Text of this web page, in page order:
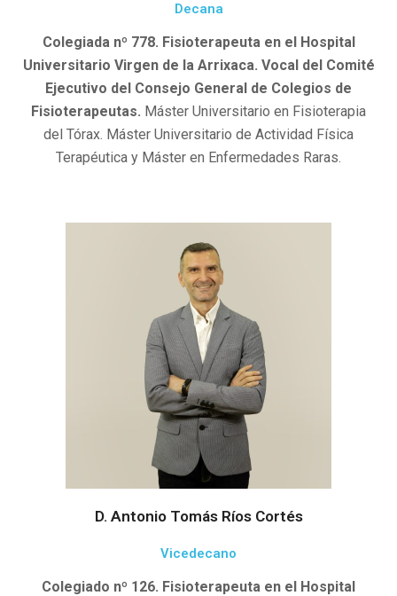
Decana
Colegiada nº 778. Fisioterapeuta en el Hospital
Universitario Virgen de la Arrixaca. Vocal del Comité
Ejecutivo del Consejo General de Colegios de
Fisioterapeutas. Máster Universitario en Fisioterapia
del Tórax. Máster Universitario de Actividad Física
Terapéutica y Máster en Enfermedades Raras.
D. Antonio Tomás Ríos Cortés
Vicedecano
Colegiado nº 126. Fisioterapeuta en el Hospital